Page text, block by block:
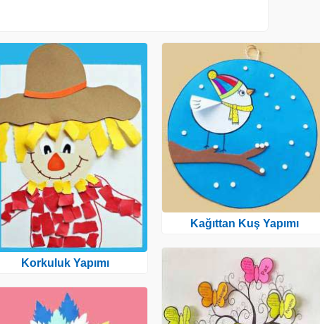
Korkuluk Yapımı
Kağıttan Kuş Yapımı